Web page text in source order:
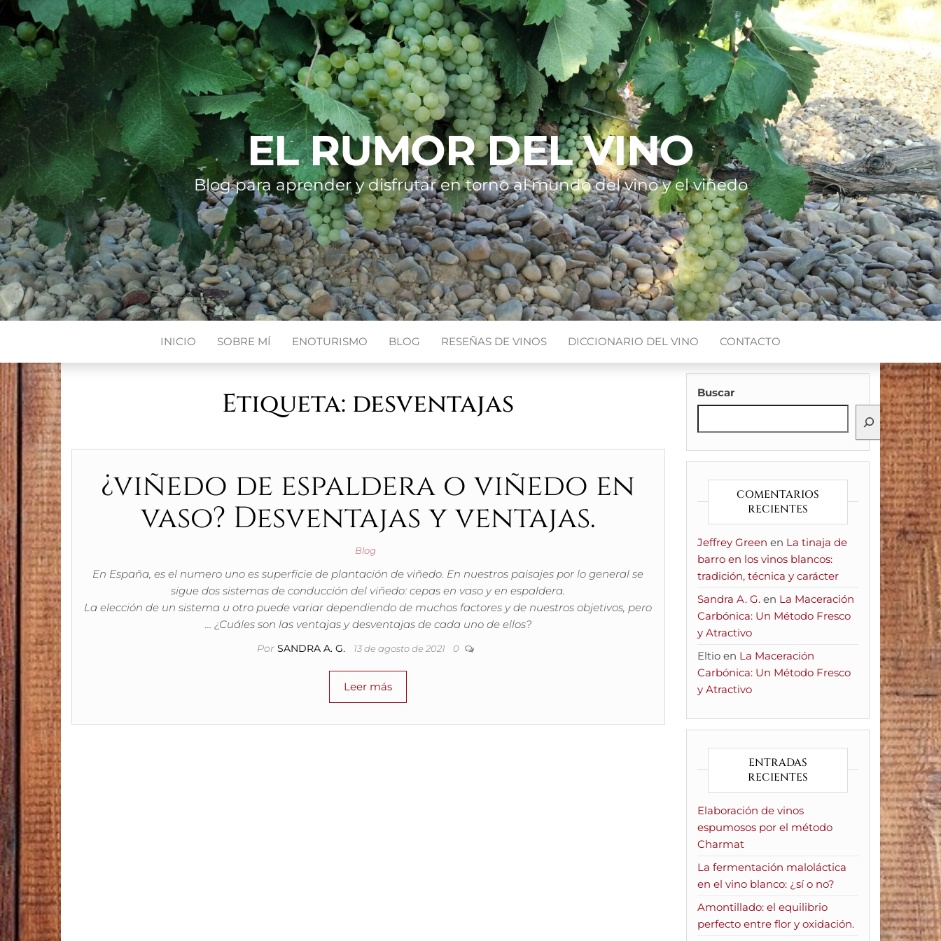
EL RUMOR DEL VINO
Blog para aprender y disfrutar en torno al mundo del vino y el viñedo
INICIO SOBRE MÍ ENOTURISMO BLOG RESEÑAS DE VINOS DICCIONARIO DEL VINO CONTACTO
Etiqueta: desventajas
¿viñedo de espaldera o viñedo en
vaso? Desventajas y ventajas.
Blog
En España, es el numero uno es superficie de plantación de viñedo. En nuestros paisajes por lo general se
sigue dos sistemas de conducción del viñedo: cepas en vaso y en espaldera.
La elección de un sistema u otro puede variar dependiendo de muchos factores y de nuestros objetivos, pero
… ¿Cuáles son las ventajas y desventajas de cada uno de ellos?
Por SANDRA A. G. 13 de agosto de 2021 0
Leer más
Buscar
COMENTARIOS
RECIENTES
Jeffrey Green en La tinaja de
barro en los vinos blancos:
tradición, técnica y carácter
Sandra A. G.en La Maceración
Carbónica: Un Método Fresco
y Atractivo
Eltioen La Maceración
Carbónica: Un Método Fresco
y Atractivo
ENTRADAS
RECIENTES
Elaboración de vinos
espumosos por el método
Charmat
La fermentación maloláctica
en el vino blanco: ¿sí o no?
Amontillado: el equilibrio
perfecto entre flor y oxidación.